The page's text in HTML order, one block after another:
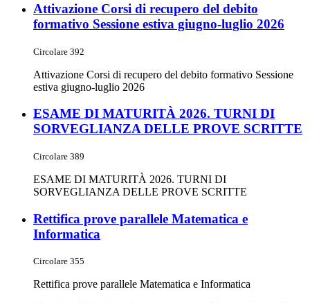
Attivazione Corsi di recupero del debito
formativo Sessione estiva giugno-luglio 2026
Circolare 392
Attivazione Corsi di recupero del debito formativo Sessione
estiva giugno-luglio 2026
ESAME DI MATURITÀ 2026. TURNI DI
SORVEGLIANZA DELLE PROVE SCRITTE
Circolare 389
ESAME DI MATURITÀ 2026. TURNI DI
SORVEGLIANZA DELLE PROVE SCRITTE
Rettifica prove parallele Matematica e
Informatica
Circolare 355
Rettifica prove parallele Matematica e Informatica